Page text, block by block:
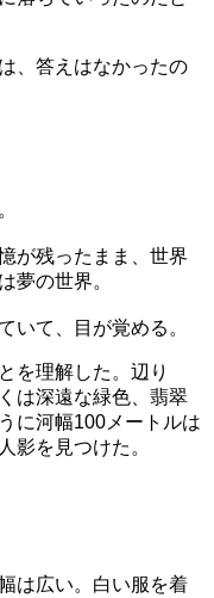
、答えはなかったの
が残ったまま、世界
夢の世界。
て、目が覚める。
を理解した。辺り
は深遠な緑色、翡翠
に河幅100メートルは
影を見つけた。
は広い。白い服を着